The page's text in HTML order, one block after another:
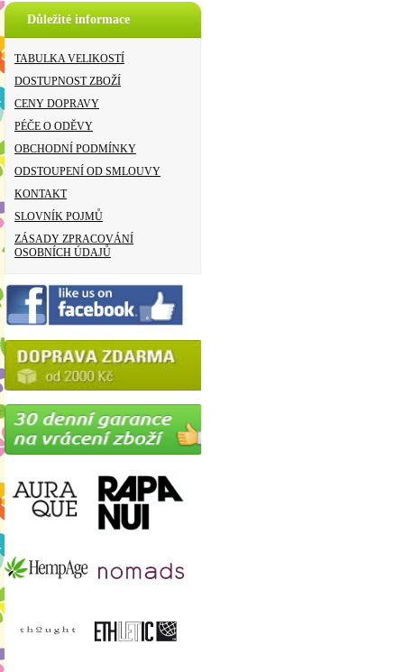
Důležité informace
TABULKA VELIKOSTÍ
DOSTUPNOST ZBOŽÍ
CENY DOPRAVY
PÉČE O ODĚVY
OBCHODNÍ PODMÍNKY
ODSTOUPENÍ OD SMLOUVY
KONTAKT
SLOVNÍK POJMŮ
ZÁSADY ZPRACOVÁNÍ
OSOBNÍCH ÚDAJŮ